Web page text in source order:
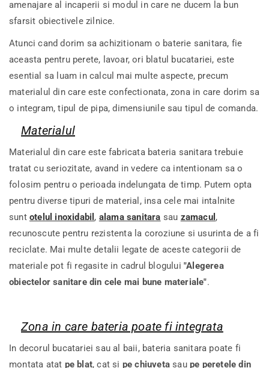
amenajare al incaperii si modul in care ne ducem la bun
sfarsit obiectivele zilnice.
Atunci cand dorim sa achizitionam o baterie sanitara, fie
aceasta pentru perete, lavoar, ori blatul bucatariei, este
esential sa luam in calcul mai multe aspecte, precum
materialul din care este confectionata, zona in care dorim sa
o integram, tipul de pipa, dimensiunile sau tipul de comanda.
Materialul
Materialul din care este fabricata bateria sanitara trebuie
tratat cu seriozitate, avand in vedere ca intentionam sa o
folosim pentru o perioada indelungata de timp. Putem opta
pentru diverse tipuri de material, insa cele mai intalnite
sunt otelul inoxidabil , alama sanitara sau zamacul ,
recunoscute pentru rezistenta la coroziune si usurinta de a fi
reciclate. Mai multe detalii legate de aceste categorii de
materiale pot fi regasite in cadrul blogului "Alegerea
obiectelor sanitare din cele mai bune materiale".
Zona in care bateria poate fi integrata
In decorul bucatariei sau al baii, bateria sanitara poate fi
montata atat pe blat, cat si pe chiuveta sau pe peretele din